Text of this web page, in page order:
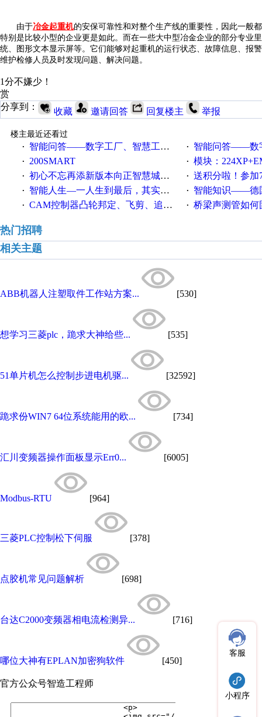
由于冶金起重机的安保可靠性和对整个生产线的重要性，因此一般
特别是比较小型的企业更是如此。而在一些大中型冶金企业的部分专业
统、图形文本显示屏等。它们能够对起重机的运行状态、故障信息、报
维护检修人员及时发现问题、解决问题。
1分不嫌少！
赏
分享到：
收藏 邀请回答 回复楼主 举报
楼主最近还看过
·
智能问答——数字工厂、智慧工厂和智能制造三者的区别是什么？ · 智能问答——数字化工厂与
· 200SMART · 模块：
· 初心不忘再添新版本向正智慧城市云展厅3.0版亮相 · 送积分啦！参加7月6日
· 智能人生—一人生到最后，其实拼的都是人品 · 智能知识——德国工业崛起
· CAM控制器凸轮邦定、飞剪、追剪等C功能块 · 桥梁声测管如何固
热门招聘
相关主题
ABB机器人注塑取件工作站方案... [530]
想学习三菱plc，跪求大神给些... [535]
51单片机怎么控制步进电机驱... [32592]
跪求份WIN7 64位系统能用的欧... [734]
汇川变频器操作面板显示Err0... [6005]
Modbus-RTU [964]
三菱PLC控制松下伺服 [378]
点胶机常见问题解析 [698]
台达C2000变频器相电流检测异... [716]
哪位大神有EPLAN加密狗软件 [450]
官方公众号智造工程师
客服
小程序